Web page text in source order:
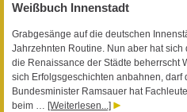
Weißbuch Innenstadt
Grabgesänge auf die deutschen
Jahrzehnten Routine. Nun aber hat
die Renaissance der Städte beherrscht
sich Erfolgsgeschichten anbahnen, darf
Bundesminister Ramsauer hat
beim … [Weiterlesen...]